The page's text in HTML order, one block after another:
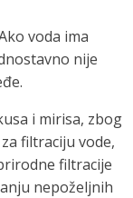
voda ima
nije
i mirisa, zbog
filtraciju vode,
filtracije
nepoželjnih